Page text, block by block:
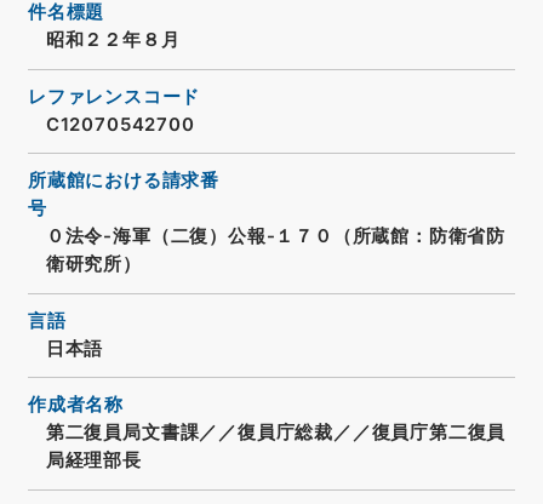
件名標題
昭和２２年８月
レファレンスコード
C12070542700
所蔵館における請求番
号
０法令-海軍（二復）公報-１７０（所蔵館：防衛省防
衛研究所）
言語
日本語
作成者名称
第二復員局文書課／／復員庁総裁／／復員庁第二復員
局経理部長